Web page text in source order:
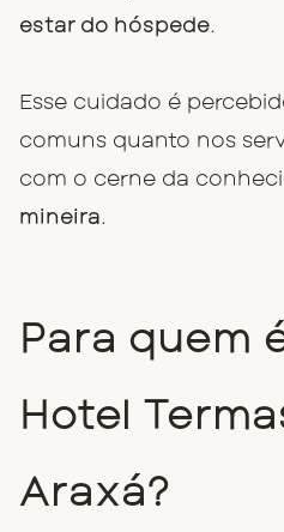
estar do hóspede.
Esse cuidado é
comuns quanto nos
com o cerne da
mineira.
Para quem
Hotel
Araxá?